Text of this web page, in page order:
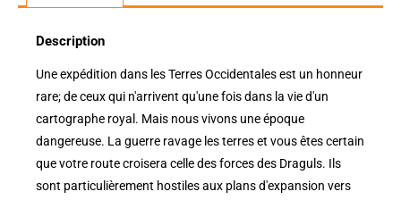
Description
Une expédition dans les Terres Occidentales est un honneur
rare; de ceux qui n'arrivent qu'une fois dans la vie d'un
cartographe royal. Mais nous vivons une époque
dangereuse. La guerre ravage les terres et vous êtes certain
que votre route croisera celle des forces des Draguls. Ils
sont particulièrement hostiles aux plans d'expansion vers